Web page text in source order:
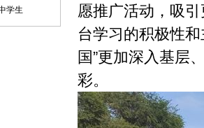
87的规
学生
愿推广活动，吸
台学习的积极性
国”更加深入基层
彩。